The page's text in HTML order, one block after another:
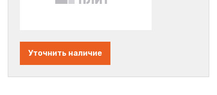
Уточнить наличие